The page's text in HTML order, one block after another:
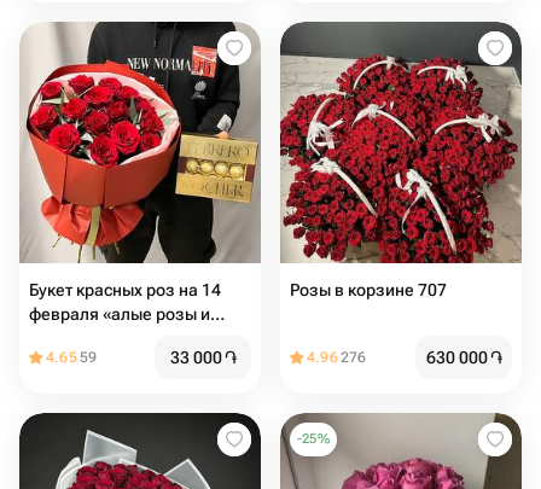
Букет красных роз на 14
февраля «алые розы и
4.6559 33 000֏
Розы в корзине 707
4.96276 630 000֏
-25%